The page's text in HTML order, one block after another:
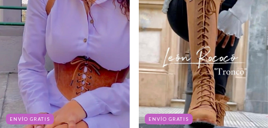
ENVÍO GRATIS ENVÍO GRATIS